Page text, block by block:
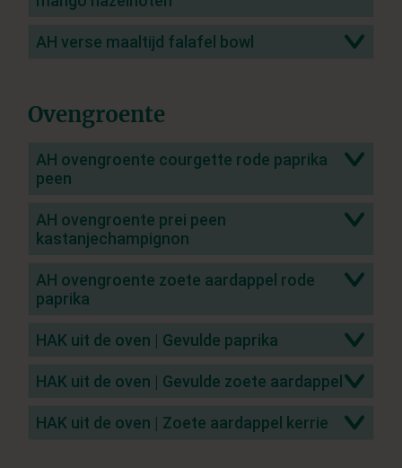
AH verse maaltijd falafel bowl
Ovengroente
AH ovengroente courgette rode paprika
peen
AH ovengroente prei peen
kastanjechampignon
AH ovengroente zoete aardappel rode
paprika
HAK uit de oven | Gevulde paprika
HAK uit de oven | Gevulde zoete aardappel
HAK uit de oven | Zoete aardappel kerrie